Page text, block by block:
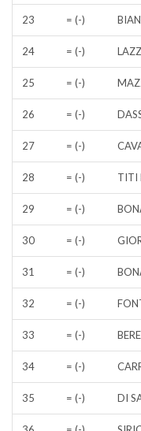
23 = (-)
24 = (-)
25 = (-)
26 = (-)
27 = (-)
28 = (-) TITI
29 = (-)
30 = (-)
31 = (-)
32 = (-)
33 = (-)
34 = (-)
35 = (-) DI